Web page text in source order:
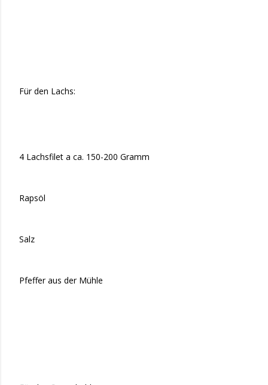
Für den Lachs:
4 Lachsfilet a ca. 150-200 Gramm
Rapsöl
Salz
Pfeffer aus der Mühle